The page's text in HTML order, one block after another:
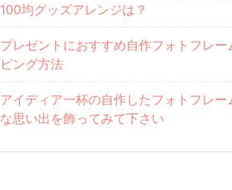
100均グッズアレンジは？
プレゼントにおすすめ自作フォトフレー
ピング方法
アイディア一杯の自作したフォトフレー
な思い出を飾ってみて下さい